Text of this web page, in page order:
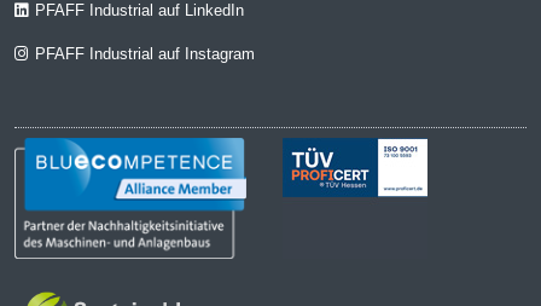
PFAFF Industrial auf LinkedIn
PFAFF Industrial auf Instagram